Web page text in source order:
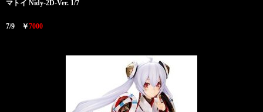
マトイ Nidy-2D-Ver. 1/7
7/9 ￥7000